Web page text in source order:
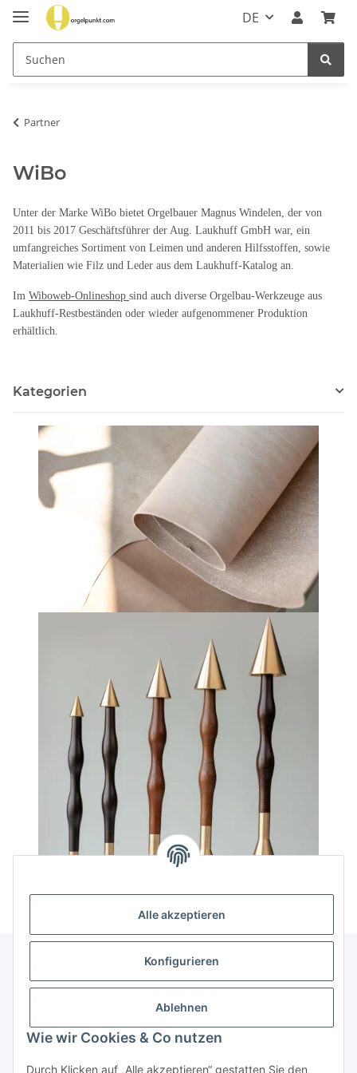
Alle akzeptieren
Konfigurieren
Ablehnen
Wie wir Cookies & Co nutzen
Durch Klicken auf „Alle akzeptieren“ gestatten Sie den
DE
Partner
WiBo
Unter der Marke WiBo bietet Orgelbauer Magnus Windelen, der von
2011 bis 2017 Geschäftsführer der Aug. Laukhuff GmbH war, ein
umfangreiches Sortiment von Leimen und anderen Hilfsstoffen, sowie
Materialien wie Filz und Leder aus dem Laukhuff-Katalog an.
Im Wiboweb-Onlineshop sind auch diverse Orgelbau-Werkzeuge aus
Laukhuff-Restbeständen oder wieder aufgenommener Produktion
erhältlich.
Kategorien
Informationen
Gesetzliche Informationen